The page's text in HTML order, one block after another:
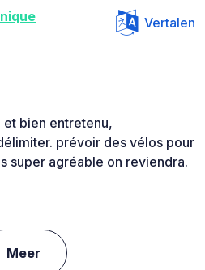
Vertalen
bien entretenu,
prévoir des vélos pour
super agréable on reviendra.
Meer